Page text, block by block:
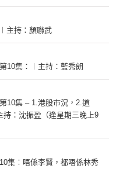
主持：顏聯武
10集：︱主持：藍秀朗
10集 – 1.港股市況，2.道
：沈振盈（逢星期三晚上9
集︰唔係李賢，都唔係林秀